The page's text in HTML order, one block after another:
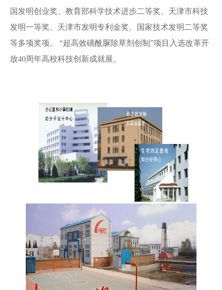
国发明创业奖、教育部科学技术进步二等奖、天津市科技
发明一等奖、天津市发明专利金奖、国家技术发明二等奖
等多项奖项。
“超高效磺酰脲除草剂创制 ”项目入选改革开
放40周年高校科技创新成就展。